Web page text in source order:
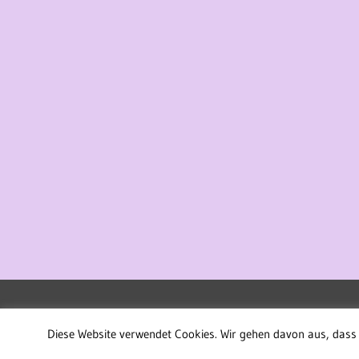
Diese Website verwendet Cookies. Wir gehen davon aus,